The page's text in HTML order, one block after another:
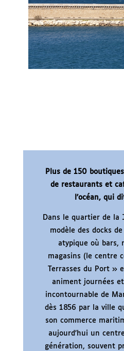
Plus de 150
de restaurants et
l’océan, qui
Dans le quartier de la
modèle des docks
atypique où bars,
magasins (le centre
Terrasses du Port »
animent journées
incontournable de
dès 1856 par la ville
son commerce
aujourd’hui un
génération, souvent